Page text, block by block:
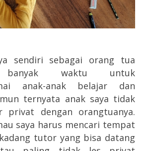
sendiri sebagai orang tua
banyak waktu untuk
anak-anak belajar dan
ternyata anak saya tidak
privat dengan orangtuanya.
saya harus mencari tempat
tutor yang bisa datang